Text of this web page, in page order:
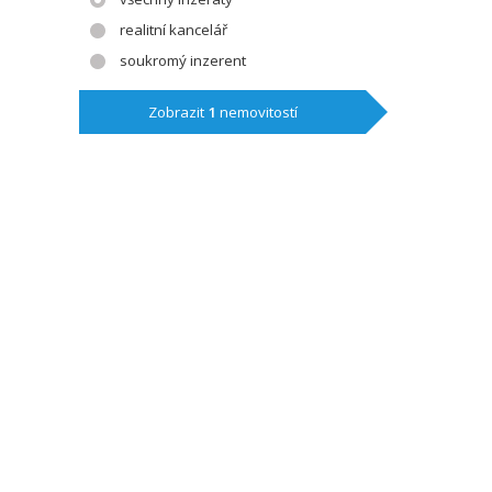
realitní kancelář
soukromý inzerent
Zobrazit 1 nemovitostí